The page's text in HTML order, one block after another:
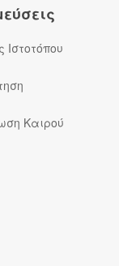
Ιστοτόπου
Καιρού